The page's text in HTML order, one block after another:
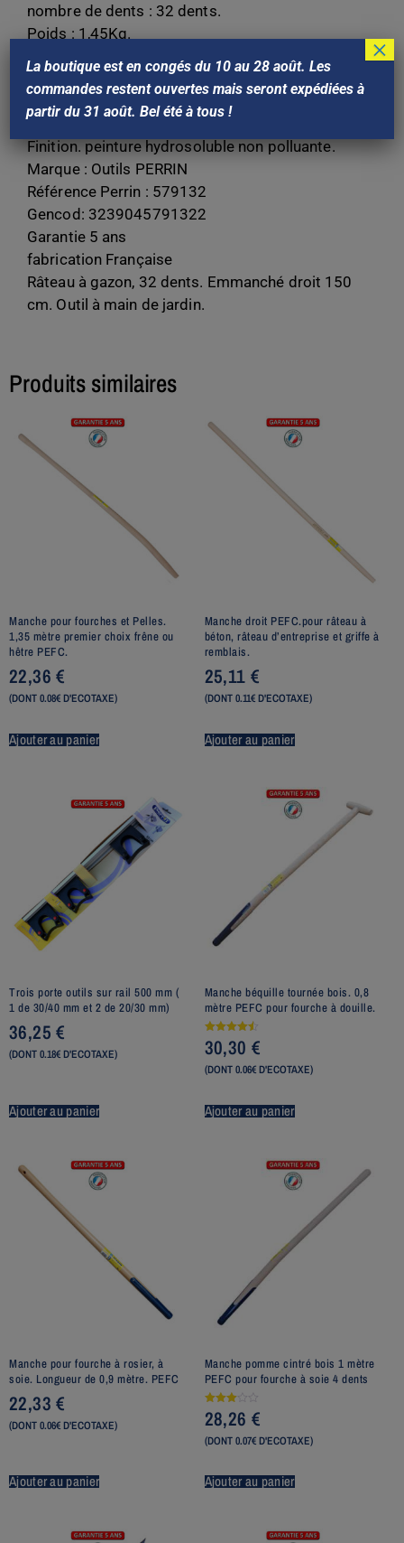
nombre de dents : 32 dents.
Poids : 1,45Kg.
matière. acier xc 20.
fabrication. à froid / soudure.
traitement thermique. non.
Dureté. 35/40 kg/mm².
Finition. peinture hydrosoluble non polluante.
Marque : Outils PERRIN
Référence Perrin : 579132
Gencod: 3239045791322
Garantie 5 ans
fabrication Française
Râteau à gazon, 32 dents. Emmanché droit 150
cm. Outil à main de jardin.
Produits similaires
Manche pour fourches et Pelles.
1,35 mètre premier choix frêne ou
hêtre PEFC.
22,36€
(DONT 0.08€ D'ECOTAXE)
Ajouter au panier
Manche droit PEFC.pour râteau à
béton, râteau d’entreprise et griffe à
remblais.
25,11 €
(DONT 0.11€ D'ECOTAXE)
Ajouter au panier
Trois porte outils sur rail 500 mm (
1 de 30/40 mm et 2 de 20/30 mm)
36,25€
(DONT 0.18€ D'ECOTAXE)
Ajouter au panier
Manche béquille tournée bois. 0,8
mètre PEFC pour fourche à douille.
Note
4.50
sur 5
30,30 €
(DONT 0.06€ D'ECOTAXE)
Ajouter au panier
Manche pour fourche à rosier, à
soie. Longueur de 0,9 mètre. PEFC
22,33€
(DONT 0.06€ D'ECOTAXE)
Ajouter au panier
Manche pomme cintré bois 1 mètre
PEFC pour fourche à soie 4 dents
Note
3.00
sur 5
28,26 €
(DONT 0.07€ D'ECOTAXE)
Ajouter au panier
La boutique est en congés du 10 au 28 août. Les
commandes restent ouvertes mais seront expédiées à
partir du 31 août. Bel été à tous !
×